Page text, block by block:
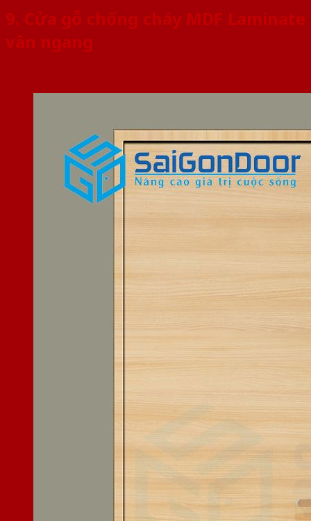
9. Cửa gỗ chống cháy MDF Laminate
vân ngang